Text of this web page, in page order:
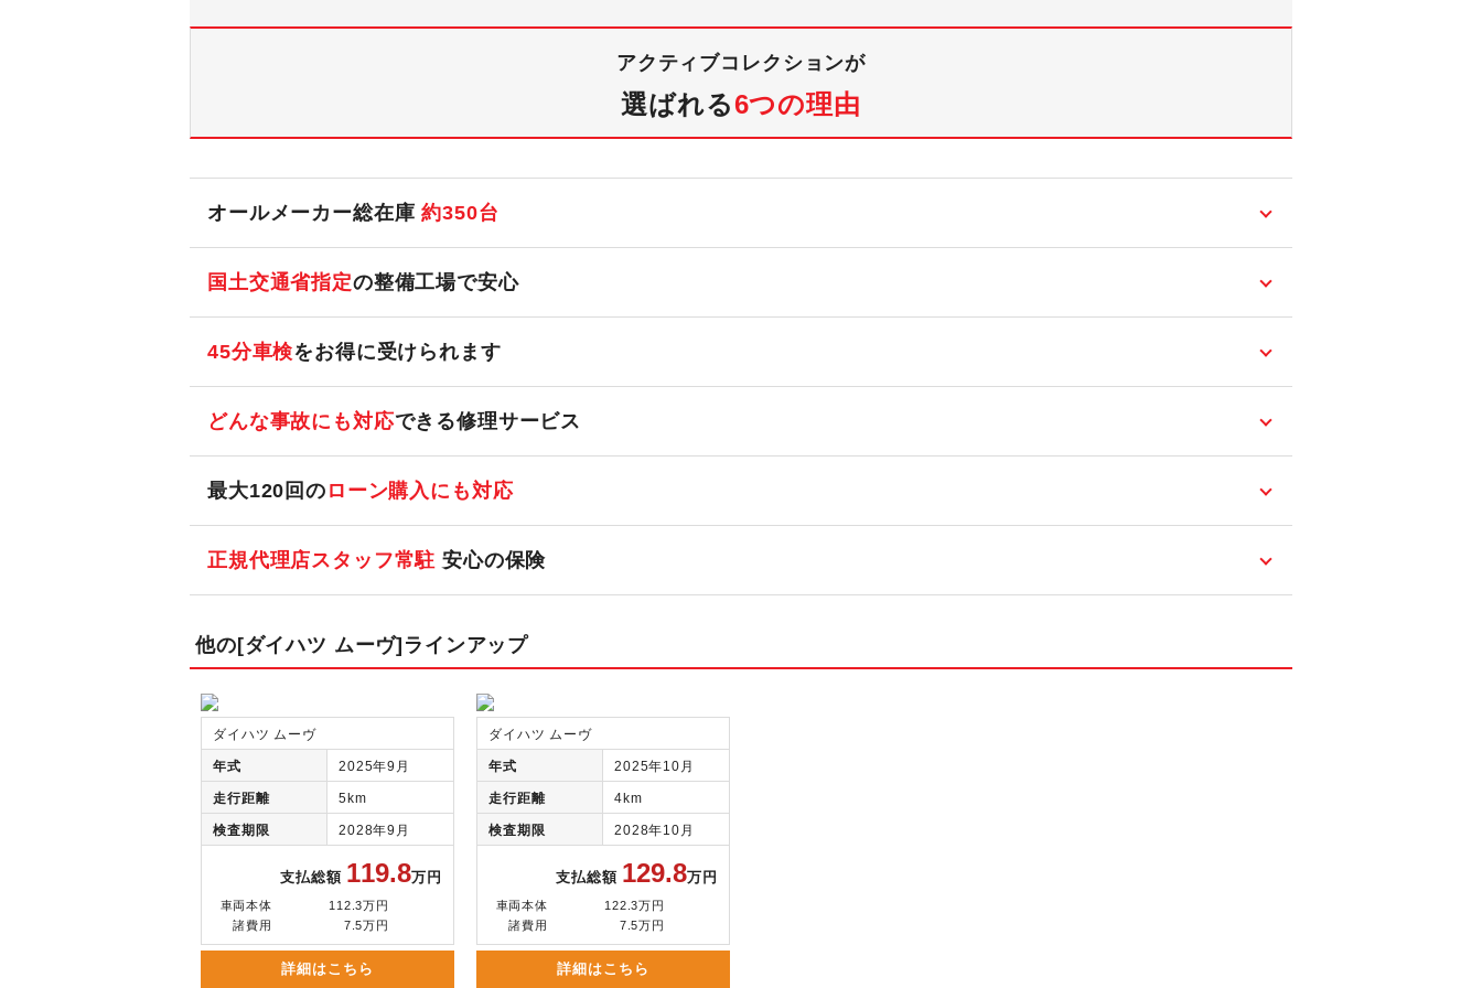
アクティブコレクションが
選ばれる6つの理由
オールメーカー総在庫約350台
国土交通省指定の整備工場で安心
45分車検をお得に受けられます
どんな事故にも対応できる修理サービス
最大120回の ローン購入にも対応
正規代理店スタッフ常駐 安心の保険
他の[ダイハツ ムーヴ]ラインアップ
ダイハツ ムーヴ
年式 2025年9月
走行距離 5km
検査期限 2028年9月
支払総額 119.8万円
車両本体
112.3万円
諸費用
7.5万円
詳細はこちら
ダイハツ ムーヴ
年式 2025年10月
走行距離 4km
検査期限 2028年10月
支払総額 129.8万円
車両本体
122.3万円
諸費用
7.5万円
詳細はこちら